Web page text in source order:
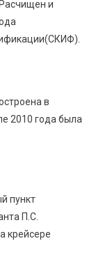
и
в
2010 года была
пункт
П.С.
крейсере